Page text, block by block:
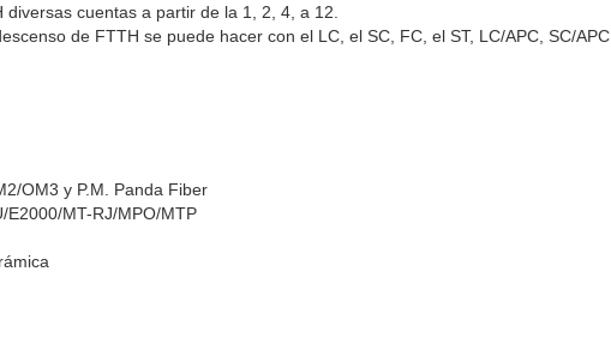
cuentas a partir de la 1, 2, 4, a 12.
de FTTH se puede hacer con el LC, el SC, FC, el ST, LC/APC, SC/APC,
OM3 y P.M. Panda Fiber
E2000/MT-RJ/MPO/MTP